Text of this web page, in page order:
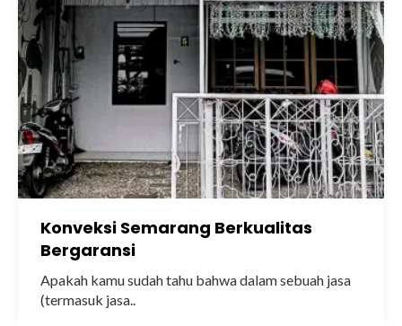
Konveksi Semarang Berkualitas
Bergaransi
Apakah kamu sudah tahu bahwa dalam sebuah jasa
(termasuk jasa..